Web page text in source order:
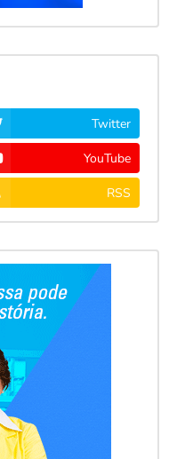
Twitter
YouTube
RSS